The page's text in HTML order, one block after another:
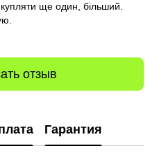
ще один, більший.
отзыв
Гарантия